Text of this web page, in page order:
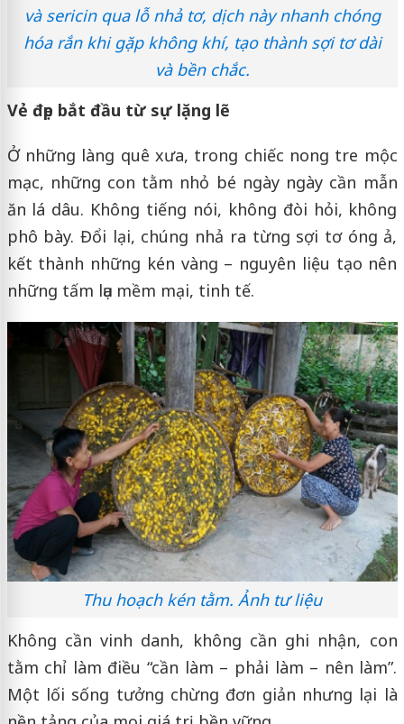
và sericin qua lỗ nhả tơ, dịch này nhanh chóng
hóa rắn khi gặp không khí, tạo thành sợi tơ dài
và bền chắc.
Vẻ đẹp bắt đầu từ sự lặng lẽ
Ở những làng quê xưa, trong chiếc nong tre mộc
mạc, những con tằm nhỏ bé ngày ngày cần mẫn
ăn lá dâu. Không tiếng nói, không đòi hỏi, không
phô bày. Đổi lại, chúng nhả ra từng sợi tơ óng ả,
kết thành những kén vàng – nguyên liệu tạo nên
những tấm lụa mềm mại, tinh tế.
Thu hoạch kén tằm. Ảnh tư liệu
Không cần vinh danh, không cần ghi nhận, con
tằm chỉ làm điều “cần làm – phải làm – nên làm”.
Một lối sống tưởng chừng đơn giản nhưng lại là